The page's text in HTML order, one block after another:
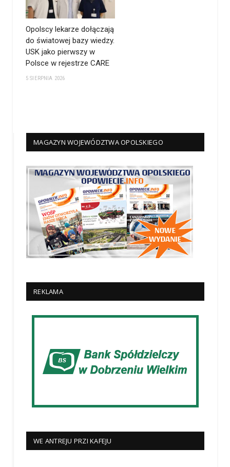
Opolscy lekarze dołączają
do światowej bazy wiedzy.
USK jako pierwszy w
Polsce w rejestrze CARE
5 SIERPNIA 2026
MAGAZYN WOJEWÓDZTWA OPOLSKIEGO
REKLAMA
WE ANTREJU PRZI KAFEJU